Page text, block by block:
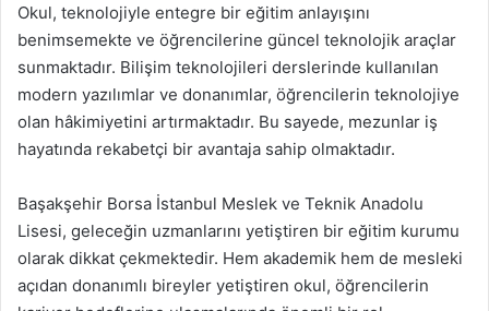
Okul, teknolojiyle entegre bir eğitim anlayışını
benimsemekte ve öğrencilerine güncel teknolojik araçlar
sunmaktadır. Bilişim teknolojileri derslerinde kullanılan
modern yazılımlar ve donanımlar, öğrencilerin teknolojiye
olan hâkimiyetini artırmaktadır. Bu sayede, mezunlar iş
hayatında rekabetçi bir avantaja sahip olmaktadır.
Başakşehir Borsa İstanbul Meslek ve Teknik Anadolu
Lisesi, geleceğin uzmanlarını yetiştiren bir eğitim kurumu
olarak dikkat çekmektedir. Hem akademik hem de mesleki
açıdan donanımlı bireyler yetiştiren okul, öğrencilerin